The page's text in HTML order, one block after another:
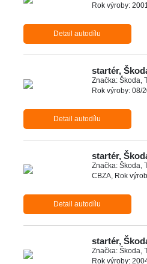
Rok výroby:
Detail autodílu
startér,
Značka: Škoda,
Rok výroby: 08/
Detail autodílu
startér,
Značka: Škoda,
CBZA, Rok
Detail autodílu
startér,
Značka: Škoda,
Rok výroby: